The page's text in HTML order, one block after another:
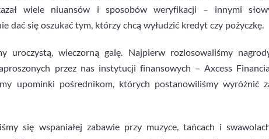
wiele niuansów i sposobów weryfikacji – innymi
dać się oszukać tym, którzy chcą wyłudzić kredyt czy pożyczkę.
uroczystą, wieczorną galę. Najpierw rozlosowaliśmy
przez nas instytucji finansowych – Axcess
upominki pośrednikom, których postanowiliśmy wyróżnić
się wspaniałej zabawie przy muzyce, tańcach i